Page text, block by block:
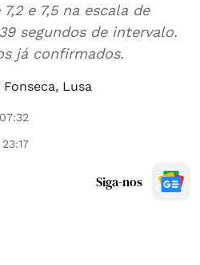
e 7,5 na escala de
segundos de intervalo.
já confirmados.
, Lusa
Siga-nos